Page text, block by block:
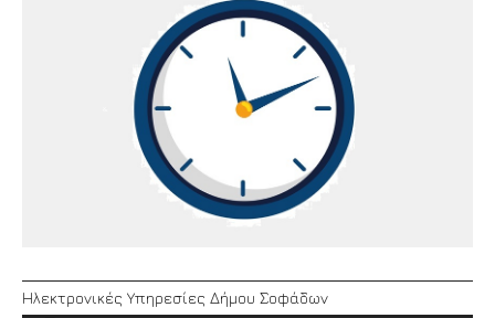
Ηλεκτρονικές Υπηρεσίες Δήμου Σοφάδων